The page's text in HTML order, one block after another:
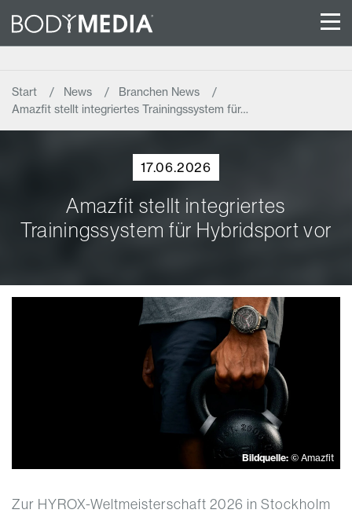
Start News
Branchen News
Amazfit stellt integriertes Trainingssystem für…
17.06.2026
Amazfit stellt integriertes
Trainingssystem für Hybridsport vor
Bildquelle: © Amazfit
Zur HYROX-Weltmeisterschaft 2026 in Stockholm